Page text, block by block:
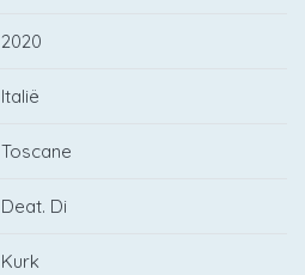
2020
Italië
Toscane
Deat. Di
Kurk